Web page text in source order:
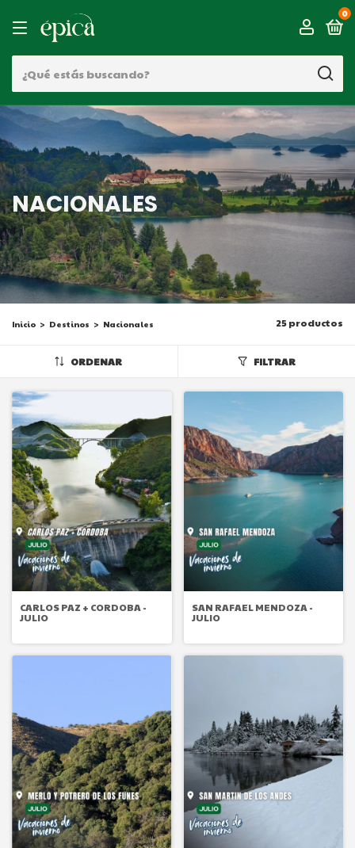
0
NACIONALES
Inicio > Destinos > Nacionales 25 productos
ORDENAR FILTRAR
CARLOS PAZ + CORDOBA -
JULIO
SAN RAFAEL MENDOZA -
JULIO